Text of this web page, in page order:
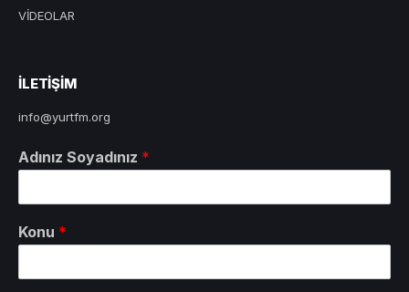
VİDEOLAR
ILETIŞIM
info@yurtfm.org
Adınız Soyadınız *
Konu *